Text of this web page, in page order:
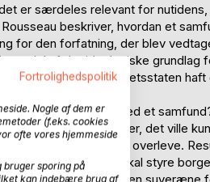
er særdeles relevant for
beskriver, hvordan et
for den forfatning, der blev
en del af det ideologiske grundlag
principper for retsstaten
hvad er formålet med et
hvilke problemer, det ville
hvis det skal kunne overleve.
at lighed og ræson skal styre
Fortrolighedspolitik
Nogle af dem er
(f.eks. cookies
ofte vores hjemmeside
bruger sporing på
kan indebære brug af